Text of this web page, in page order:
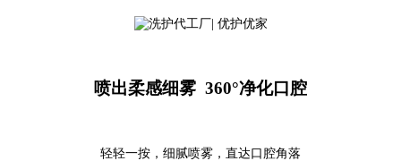
喷出柔感细雾 360°净化口腔
轻轻一按，细腻喷雾，直达口腔角落